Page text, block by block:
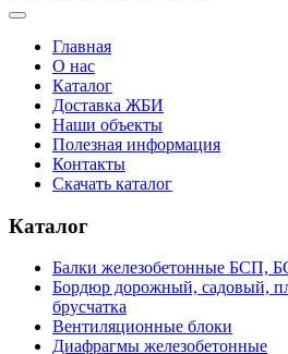
Главная
О нас
Каталог
Доставка ЖБИ
Наши объекты
Полезная информация
Контакты
Скачать каталог
Каталог
Балки железобетонные БСП,
Бордюр дорожный, садовый,
брусчатка
Вентиляционные блоки
Диафрагмы железобетонные